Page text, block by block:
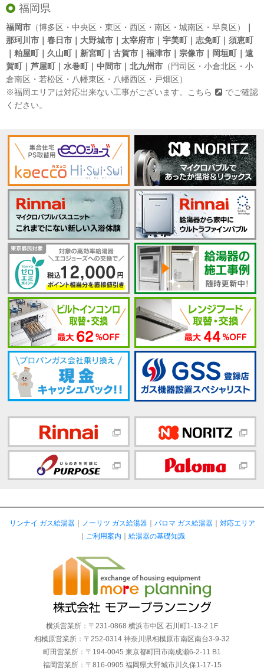
福岡県
福岡市 （博多区・中央区・東区・西区・南区・城南区・早良区）
那珂川市｜春日市｜大野城市｜太宰府市｜宇美町｜志免町｜須恵町
｜粕屋町｜久山町｜新宮町｜古賀市｜福津市｜宗像市｜岡垣町｜遠
賀町｜芦屋町｜水巻町｜中間市｜北九州市 （門司区・小倉北区・小
倉南区・若松区・八幡東区・八幡西区・戸畑区）
※福岡エリアは対応出来ない工事がございます。
こちら
でご確認
ください。
リンナイ ガス給湯器｜ ノーリツ ガス給湯器｜ パロマ ガス給湯器｜ 対応エリア
ご利用案内 給湯器の基礎知識
横浜営業所：〒231-0868 横浜市中区 石川町1-13-2 1F
相模原営業所：〒252-0314 神奈川県相模原市南区南台3-9-32
町田営業所：〒194-0045 東京都町田市南成瀬6-2-11 B1
福岡営業所：〒816-0905 福岡県大野城市川久保1-17-15